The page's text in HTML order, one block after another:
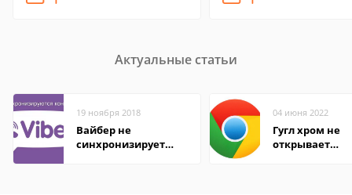
Актуальные статьи
19 ноября 2018
Вайбер не
синхронизирует
04 июня 2022
Гугл хром не
открывает